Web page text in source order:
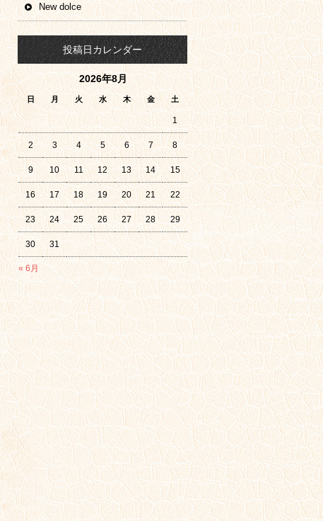
New dolce
投稿日カレンダー
2026年8月
日 月 火 水 木 金 土
« 6月
1
2 3 4 5 6 7 8
9 10 11 12 13 14 15
16 17 18 19 20 21 22
23 24 25 26 27 28 29
30 31